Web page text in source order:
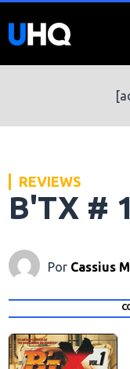
REVIEWS
B'TX # 1
Por Cassius